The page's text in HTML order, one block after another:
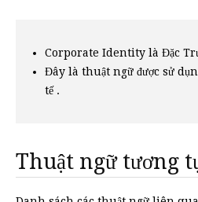
Corporate Identity là Đặc
Đây là thuật ngữ được sử
tế .
Thuật ngữ tương